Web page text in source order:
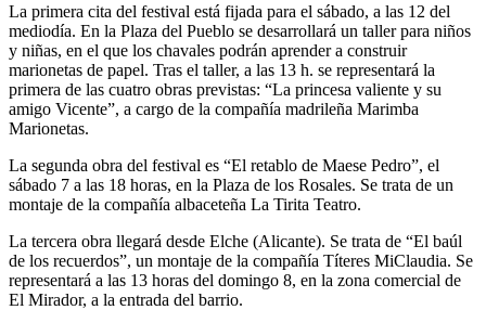
La primera cita del festival está fijada para el sábado, a las 12 del
mediodía. En la Plaza del Pueblo se desarrollará un taller para niños
y niñas, en el que los chavales podrán aprender a construir
marionetas de papel. Tras el taller, a las 13 h. se representará la
primera de las cuatro obras previstas: “La princesa valiente y su
amigo Vicente”, a cargo de la compañía madrileña Marimba
Marionetas.
La segunda obra del festival es “El retablo de Maese Pedro”, el
sábado 7 a las 18 horas, en la Plaza de los Rosales. Se trata de un
montaje de la compañía albaceteña La Tirita Teatro.
La tercera obra llegará desde Elche (Alicante). Se trata de “El baúl
de los recuerdos”, un montaje de la compañía Títeres MiClaudia. Se
representará a las 13 horas del domingo 8, en la zona comercial de
El Mirador, a la entrada del barrio.